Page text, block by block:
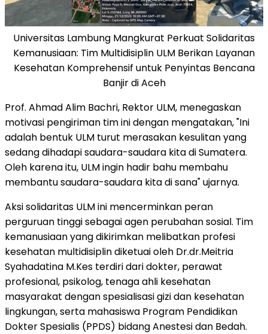
Universitas Lambung Mangkurat Perkuat Solidaritas
Kemanusiaan: Tim Multidisiplin ULM Berikan Layanan
Kesehatan Komprehensif untuk Penyintas Bencana
Banjir di Aceh
Prof. Ahmad Alim Bachri, Rektor ULM, menegaskan
motivasi pengiriman tim ini dengan mengatakan, "Ini
adalah bentuk ULM turut merasakan kesulitan yang
sedang dihadapi saudara-saudara kita di Sumatera.
Oleh karena itu, ULM ingin hadir bahu membahu
membantu saudara-saudara kita di sana" ujarnya.
Aksi solidaritas ULM ini mencerminkan peran
perguruan tinggi sebagai agen perubahan sosial. Tim
kemanusiaan yang dikirimkan melibatkan profesi
kesehatan multidisiplin diketuai oleh Dr.dr.Meitria
Syahadatina M.Kes terdiri dari dokter, perawat
profesional, psikolog, tenaga ahli kesehatan
masyarakat dengan spesialisasi gizi dan kesehatan
lingkungan, serta mahasiswa Program Pendidikan
Dokter Spesialis (PPDS) bidang Anestesi dan Bedah.